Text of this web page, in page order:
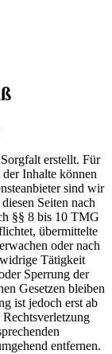
erstellt. Für
Inhalte können
sind wir
Seiten nach
§§ 8 bis 10 TMG
übermittelte
oder nach
Tätigkeit
Sperrung der
Gesetzen bleiben
ist jedoch erst ab
entfernen.